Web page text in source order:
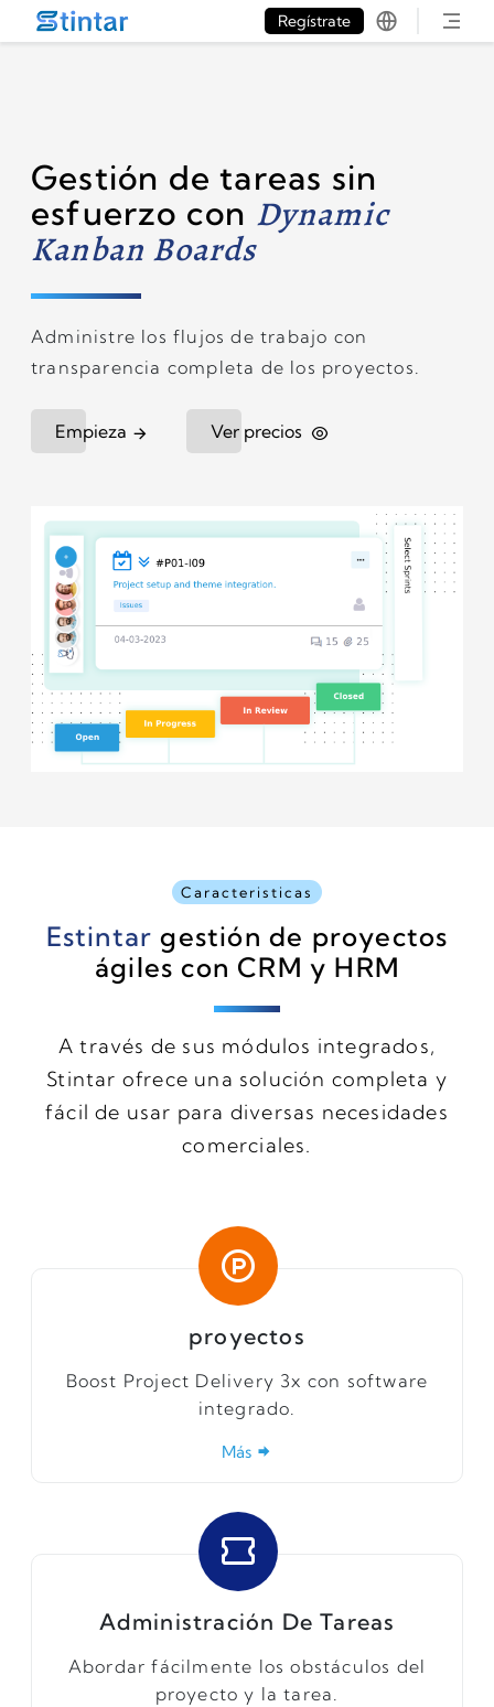
put google tag in file
Regístrate
Gestión de tareas sin
esfuerzo con Dynamic
Kanban Boards
Administre los flujos de trabajo con
transparencia completa de los proyectos.
Empieza Ver precios
Caracteristicas
Estintargestión de proyectos
ágiles con CRM y HRM
A través de sus módulos integrados,
Stintar ofrece una solución completa y
fácil de usar para diversas necesidades
comerciales.
proyectos
Boost Project Delivery 3x con software
integrado.
Más
Administración De Tareas
Abordar fácilmente los obstáculos del
proyecto y la tarea.